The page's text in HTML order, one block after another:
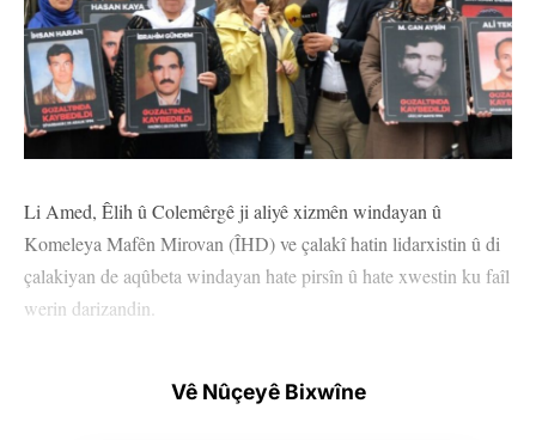
Li Amed, Êlih û Colemêrgê ji aliyê xizmên windayan û
Komeleya Mafên Mirovan (ÎHD) ve çalakî hatin lidarxistin û di
çalakiyan de aqûbeta windayan hate pirsîn û hate xwestin ku faîl
werin darizandin.
darizandin’’ ya hefteya 843’yemîn li pêşiya Bîrdariya Mafê
Vê Nûçeyê Bixwîne